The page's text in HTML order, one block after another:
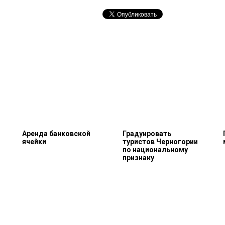
Аренда банковской
ячейки
Градуировать
туристов Черногории
по национальному
признаку